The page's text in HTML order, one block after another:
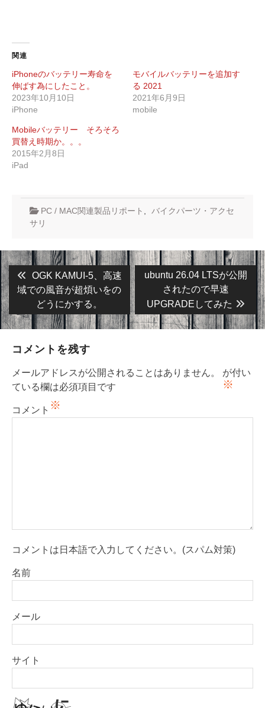
関連
iPhoneのバッテリー寿命を
伸ばす為にしたこと。
2023年10月10日
iPhone
モバイルバッテリーを追加す
る 2021
2021年6月9日
mobile
Mobileバッテリー そろそろ
買替え時期か。。。
2015年2月8日
iPad
PC / MAC関連製品リポート
バイクパーツ・アクセ
サリ
投
稿
ナ
ビ
ゲ
シ
ン
Previous
post:
OGK KAMUI-5、高速
域での風音が超煩いをの
どうにかする。
Next
ubuntu 26.04 LTSが公開
されたので早速
UPGRADEしてみた
コメントを残す
メールアドレスが公開されることはありません。
※
が付い
ている欄は必須項目です
コメント ※
コメントは日本語で入力してください。(スパム対策)
名前
メール
サイト